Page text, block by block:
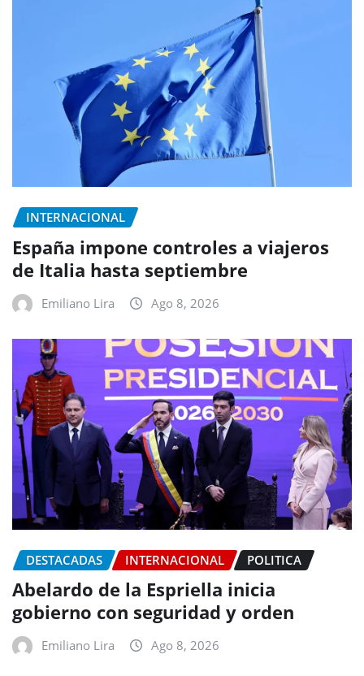
INTERNACIONAL
España impone controles a viajeros
de Italia hasta septiembre
Emiliano Lira Ago 8, 2026
DESTACADAS INTERNACIONAL POLITICA
Abelardo de la Espriella inicia
gobierno con seguridad y orden
Emiliano Lira Ago 8, 2026